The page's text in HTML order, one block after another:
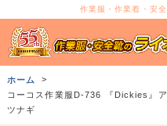
作業服・作業着・安
ホーム
コーコス作業服D-736 『Dickies』
ツナギ